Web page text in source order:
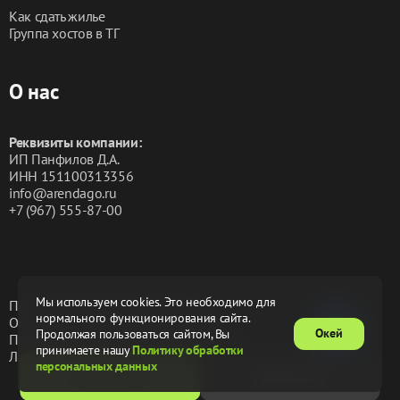
В стоимость входит WI-FI и кабельное телевидение В
профессиональные дезинфицирующие средства
GRАSS
В пешей близости есть кинотеатр, супермаркеты,
продуктовые магазины, кафе, бары, кофейни,
автомобильная развязка в любой район города.
Позвонить
Мы используем cookies. Это необходимо для
нормального функционирования сайта.
Продолжая пользоваться сайтом, Вы
принимаете нашуПолитику обработки
персональных данных
Окей
Как сдать жилье
Группа хостов в ТГ
О нас
Реквизиты компании:
ИП Панфилов Д.А.
ИНН 151100313356
info@arendago.ru
+7 (967) 555-87-00
Политика конфиденциальности
Обработка персональных данных
Пользовательское соглашениеОферта
Лицензионное соглашение